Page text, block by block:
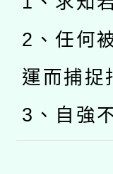
2、任何
運而捕捉
3、自強